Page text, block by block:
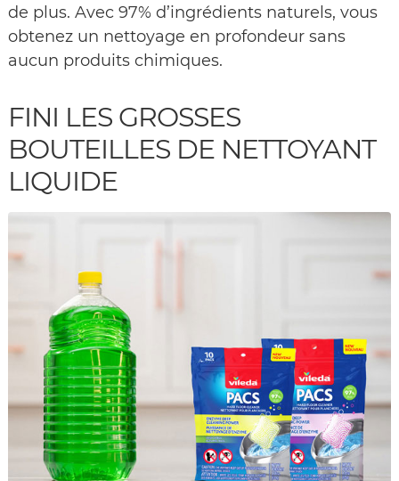
de plus. Avec 97% d’ingrédients naturels, vous
obtenez un nettoyage en profondeur sans
aucun produits chimiques.
FINI LES GROSSES
BOUTEILLES DE NETTOYANT
LIQUIDE